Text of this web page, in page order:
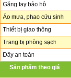
Găng tay bảo hộ
Áo mưa, phao cứu sinh
Thiết bị giao thông
Trang bị phòng sạch
Dây an toàn
Sản phẩm theo giá